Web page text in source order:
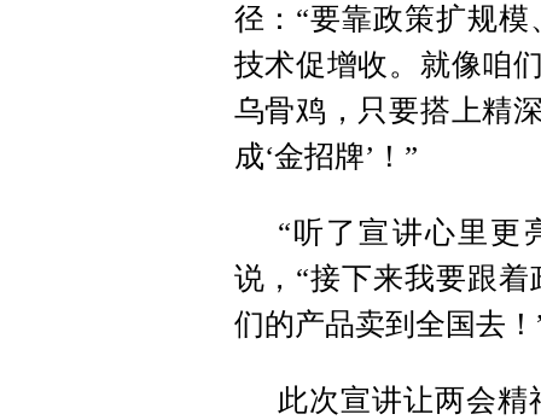
径：“要靠政策扩规
技术促增收。就像咱
乌骨鸡，只要搭上精
成‘金招牌’！”
“听了宣讲心里更
说，“接下来我要跟
们的产品卖到全国去！
此次宣讲让两会